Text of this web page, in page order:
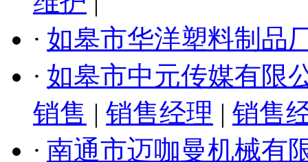
· 如皋市华洋塑料制品
· 如皋市中元传媒有限
销售 | 销售经理 | 销售
· 南通市迈咖曼机械有